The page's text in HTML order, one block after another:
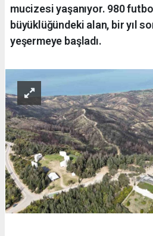
mucizesi yaşanıyor. 980
büyüklüğündeki alan, bir yıl
yeşermeye başladı.